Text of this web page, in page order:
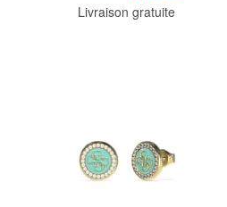
Livraison gratuite